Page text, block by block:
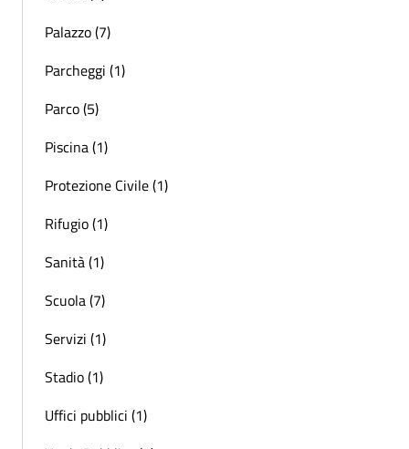
Palazzo (7)
Parcheggi (1)
Parco (5)
Piscina (1)
Protezione Civile (1)
Rifugio (1)
Sanità (1)
Scuola (7)
Servizi (1)
Stadio (1)
Uffici pubblici (1)